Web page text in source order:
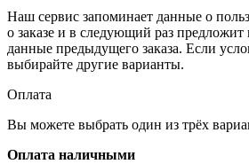
Наш сервис запоминает данные о
о заказе и в следующий раз предложит
данные предыдущего заказа. Если
выбирайте другие варианты.
Оплата
Вы можете выбрать один из трёх
Оплата наличными